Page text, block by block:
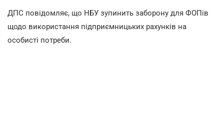
ДПС повідомляє, що НБУ зупинить заборону для ФОПів
щодо використання підприємницьких рахунків на
особисті потреби.